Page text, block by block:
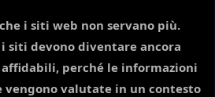
i siti web non servano più.
siti devono diventare ancora
perché le informazioni
vengono valutate in un contesto